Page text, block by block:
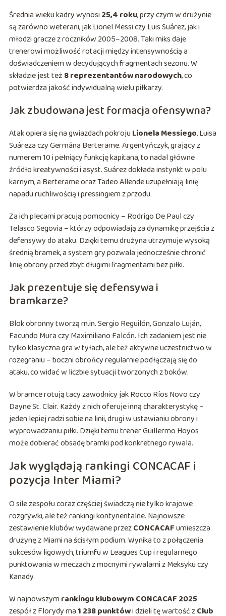
Średnia wieku kadry wynosi 25,4 roku, przy czym w drużynie
są zarówno weterani, jak Lionel Messi czy Luis Suárez, jak i
młodzi gracze z roczników 2005–2008. Taki miks daje
trenerowi możliwość rotacji między intensywnością a
doświadczeniem w decydujących fragmentach sezonu. W
składzie jest też 8 reprezentantów narodowych, co
potwierdza jakość indywidualną wielu piłkarzy.
Jak zbudowana jest formacja ofensywna?
Atak opiera się na gwiazdach pokrojuLionela Messiego, Luisa
Suáreza czy Germána Berterame. Argentyńczyk, grający z
numerem 10 i pełniący funkcję kapitana, to nadal główne
źródło kreatywności i asyst. Suárez dokłada instynkt w polu
karnym, a Berterame oraz Tadeo Allende uzupełniają linię
napadu ruchliwością i pressingiem z przodu.
Za ich plecami pracują pomocnicy – Rodrigo De Paul czy
Telasco Segovia – którzy odpowiadają za dynamikę przejścia z
defensywy do ataku. Dzięki temu drużyna utrzymuje wysoką
średnią bramek, a system gry pozwala jednocześnie chronić
linię obrony przed zbyt długimi fragmentami bez piłki.
Jak prezentuje się defensywa i
bramkarze?
Blok obronny tworzą m.in. Sergio Reguilón, Gonzalo Luján,
Facundo Mura czy Maximiliano Falcón. Ich zadaniem jest nie
tylko klasyczna gra w tyłach, ale też aktywne uczestnictwo w
rozegraniu – boczni obrońcy regularnie podłączają się do
ataku, co widać w liczbie sytuacji tworzonych z boków.
W bramce rotują tacy zawodnicy jak Rocco Ríos Novo czy
Dayne St. Clair. Każdy z nich oferuje inną charakterystykę –
jeden lepiej radzi sobie na linii, drugi w ustawianiu obrony i
wyprowadzaniu piłki. Dzięki temu trener Guillermo Hoyos
może dobierać obsadę bramki pod konkretnego rywala.
Jak wyglądają rankingi CONCACAF i
pozycja Inter Miami?
O sile zespołu coraz częściej świadczą nie tylko krajowe
rozgrywki, ale też rankingi kontynentalne. Najnowsze
zestawienie klubów wydawane przezCONCACAFumieszcza
drużynę z Miami na ścisłym podium. Wynika to z połączenia
sukcesów ligowych, triumfu w Leagues Cup i regularnego
punktowania w meczach z mocnymi rywalami z Meksyku czy
Kanady.
W najnowszymrankingu klubowym CONCACAF 2025
zespół z Florydy ma1 238 punktówi dzieli tę wartość zClub